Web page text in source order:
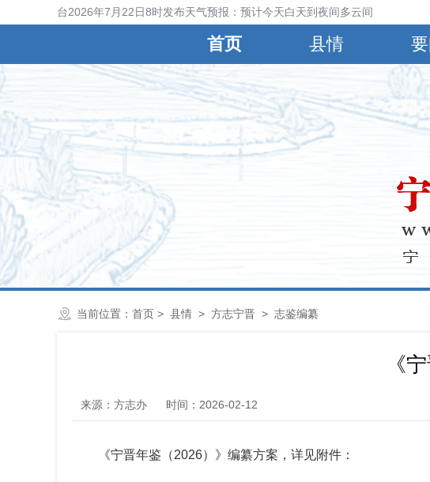
晋县气象台2026年7月22日8时发布天气预报：预计今天白天到夜间多云间阴，有小
首页 县情
当前位置： 首页 > 县情 > 方志宁晋 > 志鉴编纂
《
来源：方志办 时间：2026-02-12
《宁晋年鉴（2026）》编纂方案，详见附件：